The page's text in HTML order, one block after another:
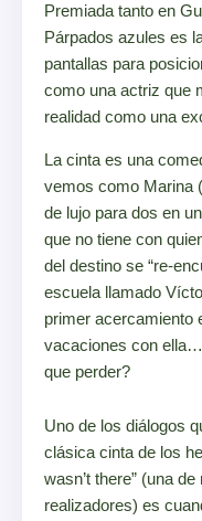
Premiada tanto en
Párpados azules es
pantallas para
como una actriz que
realidad como una
La cinta es una
vemos como Marina
de lujo para dos en
que no tiene con
del destino se “re-
escuela llamado
primer acercamiento
vacaciones con
que perder?
Uno de los diálogos
clásica cinta de los
wasn’t there” (una
realizadores) es